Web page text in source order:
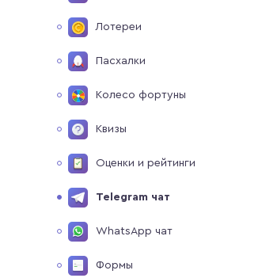
Лотереи
Пасхалки
Колесо фортуны
Квизы
Оценки и рейтинги
Telegram чат
WhatsApp чат
Формы